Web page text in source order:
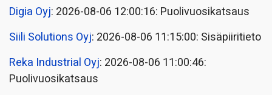
Digia Oyj: 2026-08-06 12:00:16: Puolivuosikatsaus
Siili Solutions Oyj: 2026-08-06 11:15:00: Sisäpiiritieto
Reka Industrial Oyj: 2026-08-06 11:00:46:
Puolivuosikatsaus